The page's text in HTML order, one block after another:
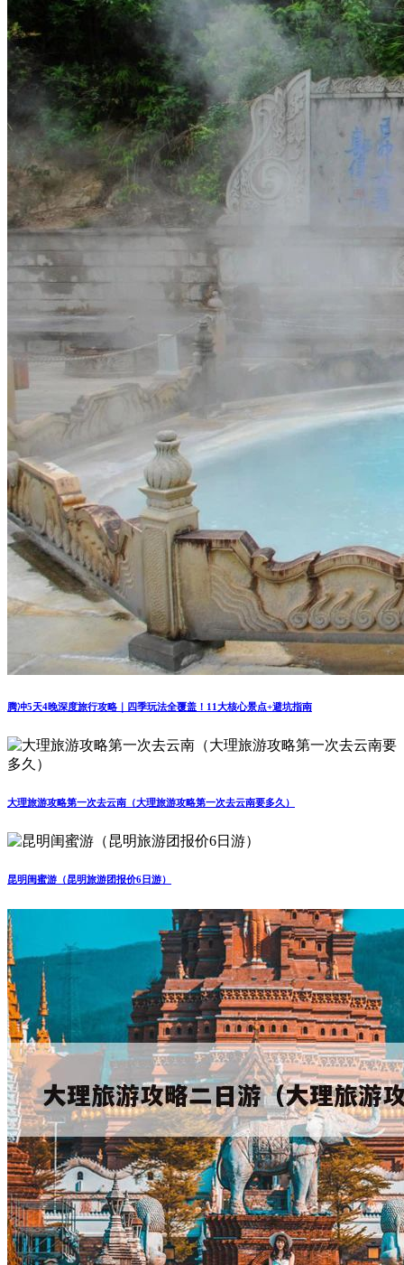
腾冲5天4晚深度旅行攻略｜四季玩法全覆盖！11大核心景点+避坑指南
大理旅游攻略第一次去云南（大理旅游攻略第一次去云南要多久）
昆明闺蜜游（昆明旅游团报价6日游）